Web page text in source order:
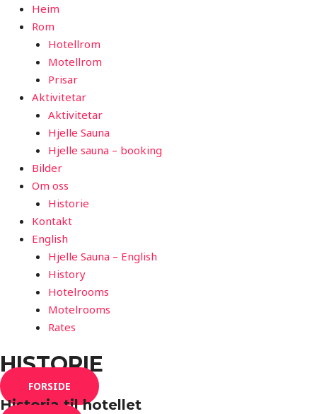
Heim
Rom
Hotellrom
Motellrom
Prisar
Aktivitetar
Aktivitetar
Hjelle Sauna
Hjelle sauna – booking
Bilder
Om oss
Historie
Kontakt
English
Hjelle Sauna – English
History
Hotelrooms
Motelrooms
Rates
HISTORIE
FORSIDE
Historia til hotellet